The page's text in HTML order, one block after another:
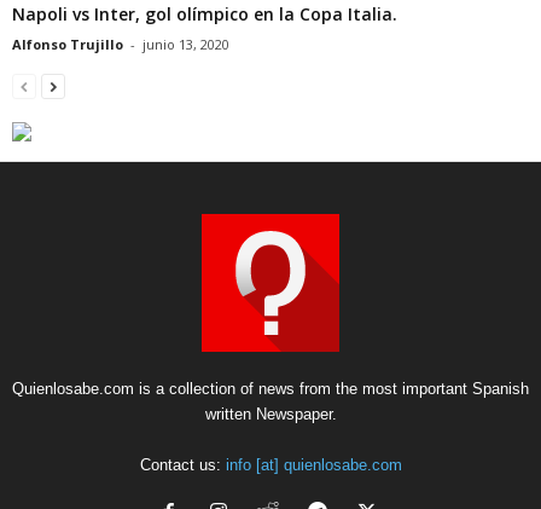
Napoli vs Inter, gol olímpico en la Copa Italia.
Alfonso Trujillo - junio 13, 2020
Quienlosabe.com is a collection of news from the most important Spanish
written Newspaper.
Contact us: info [at] quienlosabe.com